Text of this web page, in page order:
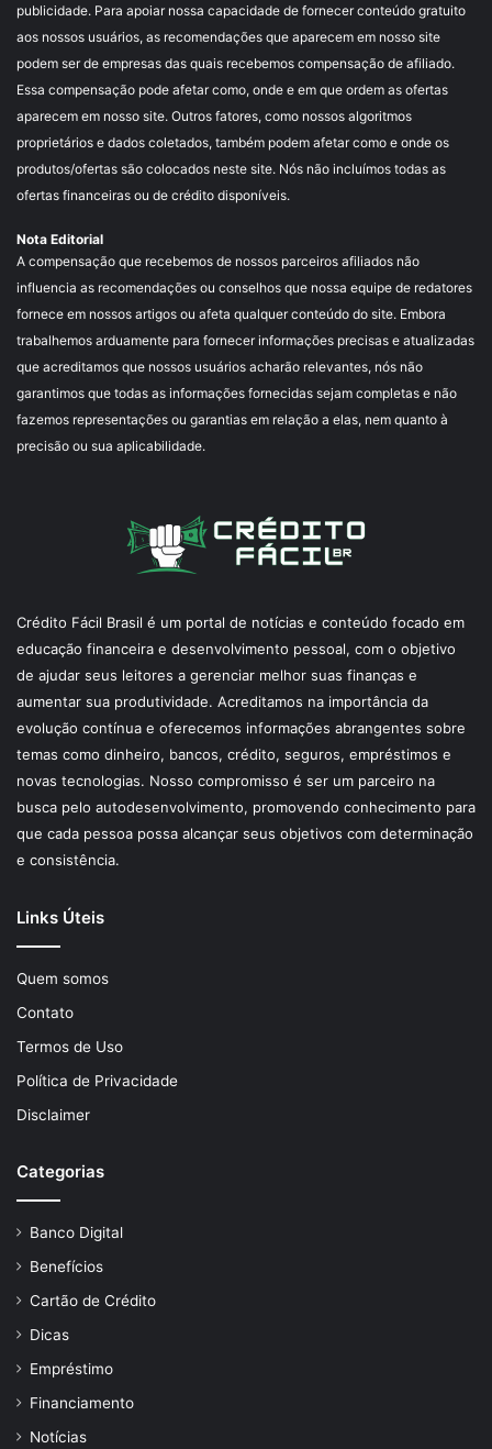
publicidade. Para apoiar nossa capacidade de fornecer conteúdo gratuito
aos nossos usuários, as recomendações que aparecem em nosso site
podem ser de empresas das quais recebemos compensação de afiliado.
Essa compensação pode afetar como, onde e em que ordem as ofertas
aparecem em nosso site. Outros fatores, como nossos algoritmos
proprietários e dados coletados, também podem afetar como e onde os
produtos/ofertas são colocados neste site. Nós não incluímos todas as
ofertas financeiras ou de crédito disponíveis.
Nota Editorial
A compensação que recebemos de nossos parceiros afiliados não
influencia as recomendações ou conselhos que nossa equipe de redatores
fornece em nossos artigos ou afeta qualquer conteúdo do site. Embora
trabalhemos arduamente para fornecer informações precisas e atualizadas
que acreditamos que nossos usuários acharão relevantes, nós não
garantimos que todas as informações fornecidas sejam completas e não
fazemos representações ou garantias em relação a elas, nem quanto à
precisão ou sua aplicabilidade.
Crédito Fácil Brasil é um portal de notícias e conteúdo focado em
educação financeira e desenvolvimento pessoal, com o objetivo
de ajudar seus leitores a gerenciar melhor suas finanças e
aumentar sua produtividade. Acreditamos na importância da
evolução contínua e oferecemos informações abrangentes sobre
temas como dinheiro, bancos, crédito, seguros, empréstimos e
novas tecnologias. Nosso compromisso é ser um parceiro na
busca pelo autodesenvolvimento, promovendo conhecimento para
que cada pessoa possa alcançar seus objetivos com determinação
e consistência.
Links Úteis
Quem somos
Contato
Termos de Uso
Política de Privacidade
Disclaimer
Categorias
Banco Digital
Benefícios
Cartão de Crédito
Dicas
Empréstimo
Financiamento
Notícias